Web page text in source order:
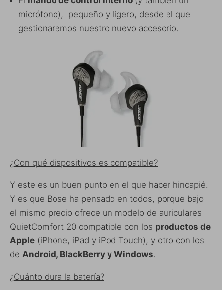
micrófono), pequeño y ligero, desde el que
gestionaremos nuestro nuevo accesorio.
¿Con qué dispositivos es compatible?
Y este es un buen punto en el que hacer hincapié.
Y es que Bose ha pensado en todos, porque bajo
el mismo precio ofrece un modelo de auriculares
QuietComfort 20 compatible con los productos de
Apple (iPhone, iPad y iPod Touch), y otro con los
de Android, BlackBerry y Windows.
¿Cuánto dura la batería?